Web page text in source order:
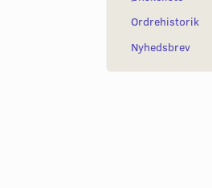
Ordrehistorik
Nyhedsbrev